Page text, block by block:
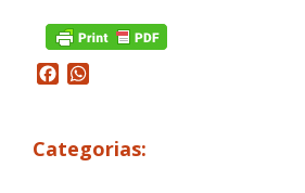
Facebook
Categorias: